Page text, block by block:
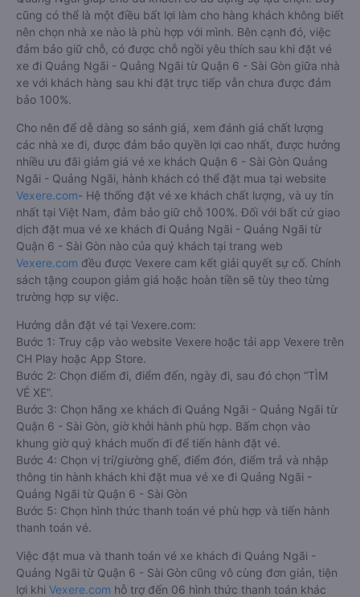
cũng có thể là một điều bất lợi làm cho hàng khách không biết
nên chọn nhà xe nào là phù hợp với mình. Bên cạnh đó, việc
đảm bảo giữ chỗ, có được chỗ ngồi yêu thích sau khi đặt vé
xe đi Quảng Ngãi - Quảng Ngãi từ Quận 6 - Sài Gòn giữa nhà
xe với khách hàng sau khi đặt trực tiếp vẫn chưa được đảm
bảo 100%.
Cho nên để dễ dàng so sánh giá, xem đánh giá chất lượng
các nhà xe đi, được đảm bảo quyền lợi cao nhất, được hưởng
nhiều ưu đãi giảm giá vé xe khách Quận 6 - Sài Gòn Quảng
Ngãi - Quảng Ngãi, hành khách có thể đặt mua tại website
Vexere.com- Hệ thống đặt vé xe khách chất lượng, và uy tín
nhất tại Việt Nam, đảm bảo giữ chỗ 100%. Đối với bất cứ giao
dịch đặt mua vé xe khách đi Quảng Ngãi - Quảng Ngãi từ
Quận 6 - Sài Gòn nào của quý khách tại trang web
Vexere.com đều được Vexere cam kết giải quyết sự cố. Chính
sách tặng coupon giảm giá hoặc hoàn tiền sẽ tùy theo từng
trường hợp sự việc.
Hướng dẫn đặt vé tại Vexere.com:
Bước 1: Truy cập vào website Vexere hoặc tải app Vexere trên
CH Play hoặc App Store.
Bước 2: Chọn điểm đi, điểm đến, ngày đi, sau đó chọn “TÌM
VÉ XE”.
Bước 3: Chọn hãng xe khách đi Quảng Ngãi - Quảng Ngãi từ
Quận 6 - Sài Gòn, giờ khởi hành phù hợp. Bấm chọn vào
khung giờ quý khách muốn đi để tiến hành đặt vé.
Bước 4: Chọn vị trí/giường ghế, điểm đón, điểm trả và nhập
thông tin hành khách khi đặt mua vé xe đi Quảng Ngãi -
Quảng Ngãi từ Quận 6 - Sài Gòn
Bước 5: Chọn hình thức thanh toán vé phù hợp và tiến hành
thanh toán vé.
Việc đặt mua và thanh toán vé xe khách đi Quảng Ngãi -
Quảng Ngãi từ Quận 6 - Sài Gòn cũng vô cùng đơn giản, tiện
lợi khi Vexere.com hỗ trợ đến 06 hình thức thanh toán khác